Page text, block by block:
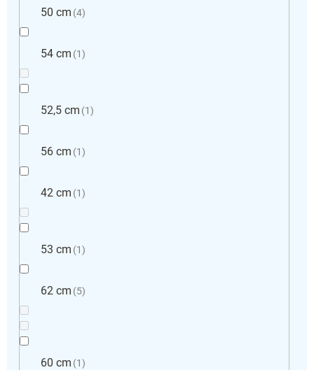
50 cm 4
54 cm 1
52,5 cm 1
56 cm 1
42 cm 1
53 cm 1
62 cm 5
60 cm 1